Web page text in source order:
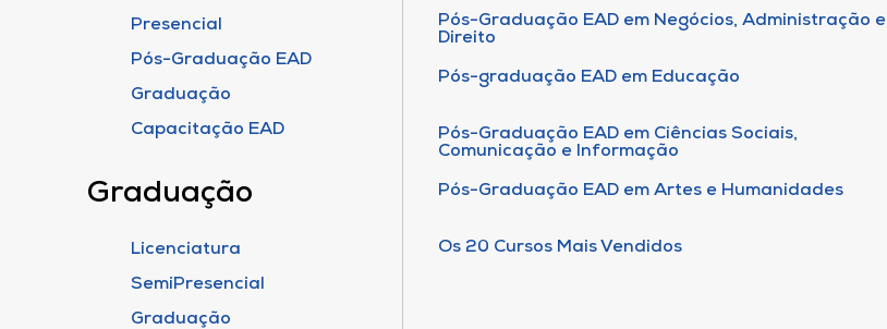
Presencial
Pós-Graduação EAD
Graduação
Capacitação EAD
Graduação
Licenciatura
SemiPresencial
Graduação
Pós-Graduação EAD em Negócios, Administração e
Direito
Pós-graduação EAD em Educação
Pós-Graduação EAD em Ciências Sociais,
Comunicação e Informação
Pós-Graduação EAD em Artes e Humanidades
Os 20 Cursos Mais Vendidos